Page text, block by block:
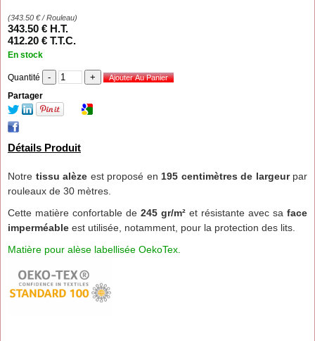
(343.50 €/ Rouleau)
343.50 € H.T.
412.20 € T.T.C.
En stock
Quantité
Partager
Détails Produit
Notre tissu alèze est proposé en 195 centimètres de largeurpar
rouleaux de 30 mètres.
Cette matière confortable de 245 gr/m² et résistante avec sa face
imperméable est utilisée, notamment, pour la protection des lits.
Matière pour alèse labellisée OekoTex.